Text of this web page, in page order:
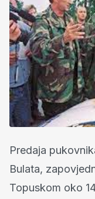
Predaja
Bulata,
Topuskom oko